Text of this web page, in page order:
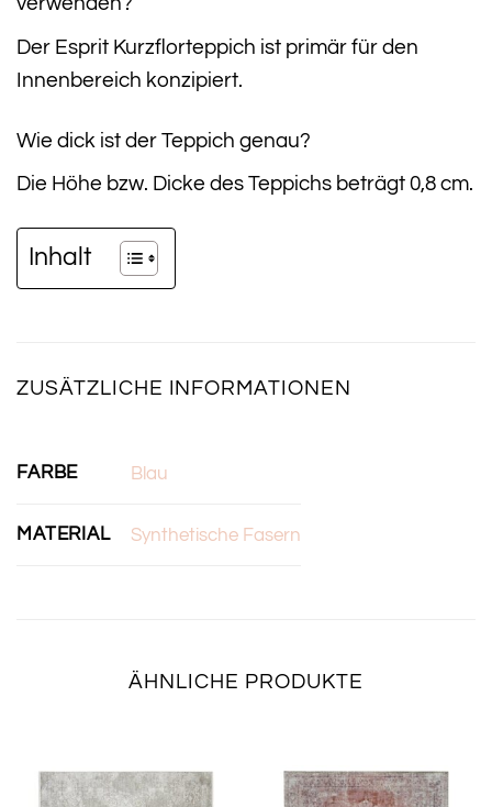
Der Esprit Kurzflorteppich ist primär für den
Innenbereich konzipiert.
Wie dick ist der Teppich genau?
Die Höhe bzw. Dicke des Teppichs beträgt 0,8 cm.
Inhalt
ZUSÄTZLICHE INFORMATIONEN
FARBE Blau
MATERIAL Synthetische Fasern
ÄHNLICHE PRODUKTE